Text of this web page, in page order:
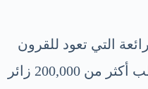
التي تعود للقرون
الوسطى. قلعة فياندن تستقطب أكثر من 200,000 زائر